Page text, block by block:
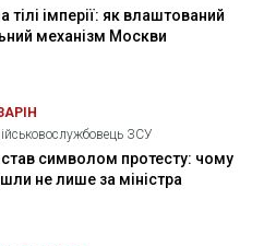
тілі імперії: як влаштований
механізм Москви
ЗСУ
символом протесту: чому
не лише за міністра